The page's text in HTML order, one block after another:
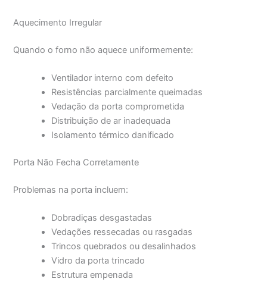
Aquecimento Irregular
Quando o forno não aquece uniformemente:
Ventilador interno com defeito
Resistências parcialmente queimadas
Vedação da porta comprometida
Distribuição de ar inadequada
Isolamento térmico danificado
Porta Não Fecha Corretamente
Problemas na porta incluem:
Dobradiças desgastadas
Vedações ressecadas ou rasgadas
Trincos quebrados ou desalinhados
Vidro da porta trincado
Estrutura empenada